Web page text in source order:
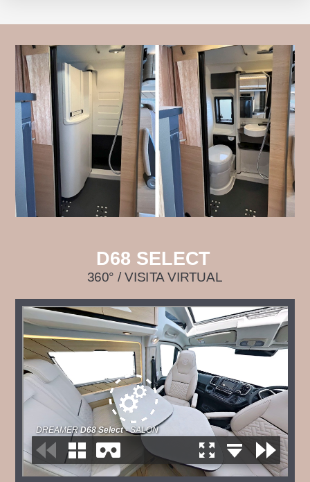
D68 SELECT
360° / VISITA VIRTUAL